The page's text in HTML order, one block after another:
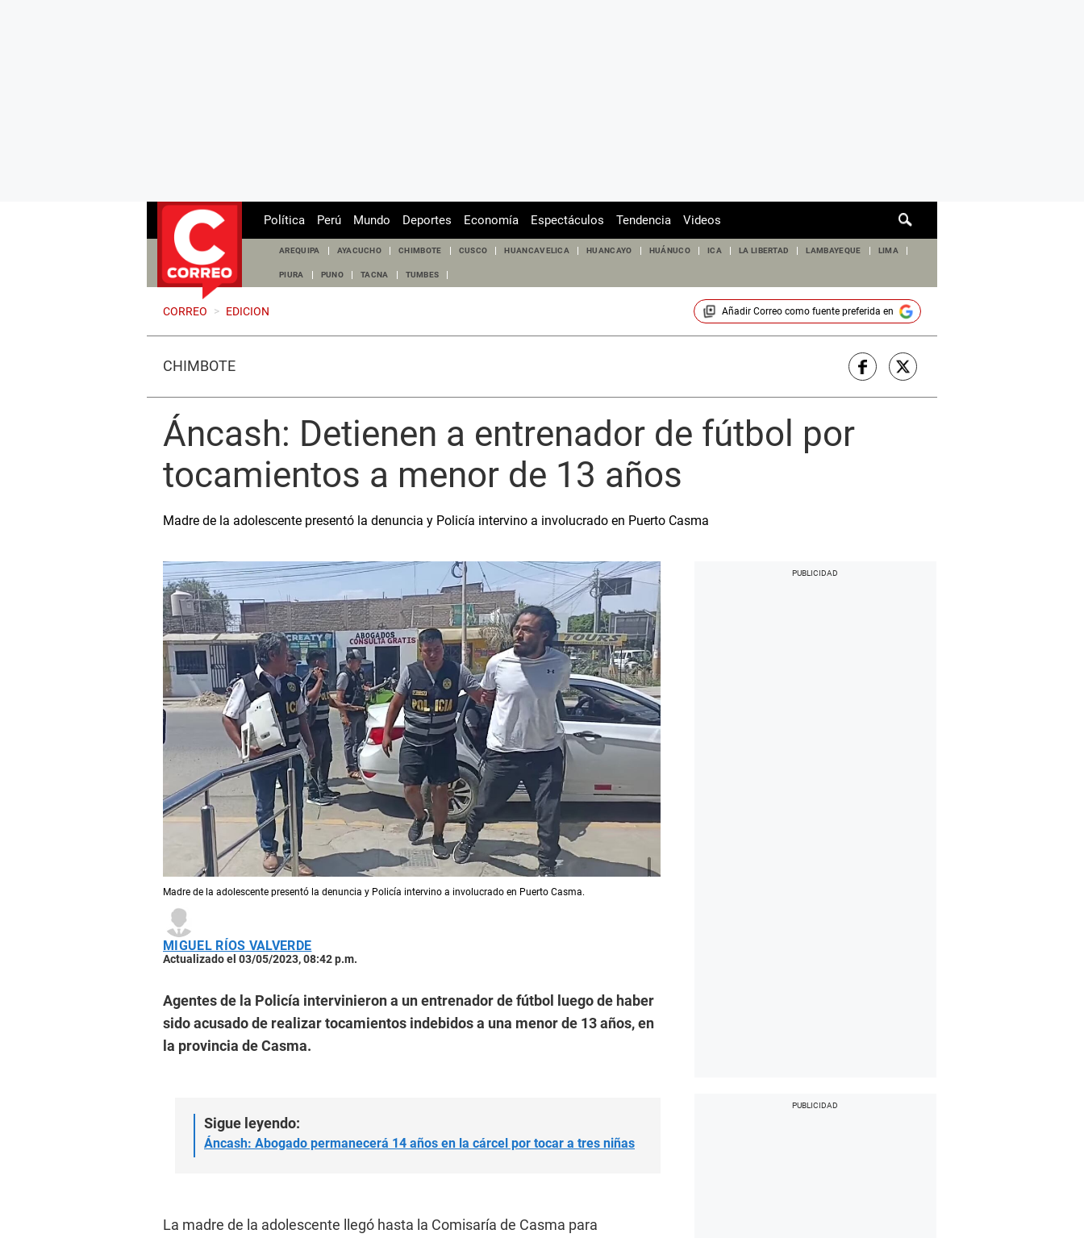
de
Política Perú Mundo Deportes Economía Espectáculos Tendencia Videos
AREQUIPA AYACUCHO CHIMBOTE CUSCO HUANCAVELICA HUANCAYO HUÁNUCO ICA LA LIBERTAD LAMBAYEQUE LIMA
PIURA PUNO TACNA TUMBES
CORREO > EDICION Añadir Correocomo fuente preferida en
CHIMBOTE
Áncash: Detienen a entrenador de fútbol por
tocamientos a menor de 13 años
Madre de la adolescente presentó la denuncia y Policía intervino a involucrado en Puerto Casma
Madre de la adolescente presentó la denuncia y Policía intervino a involucrado en Puerto Casma.
MIGUEL RÍOS VALVERDE
Actualizado el 03/05/2023, 08:42 p.m.
Agentes de la Policía intervinieron a un entrenador de fútbol luego de haber
sido acusado de realizar tocamientos indebidos a una menor de 13 años, en
la provincia de Casma.
Sigue leyendo:
Áncash: Abogado permanecerá 14 años en la cárcel por tocar a tres niñas
La madre de la adolescente llegó hasta la Comisaría de Casma para